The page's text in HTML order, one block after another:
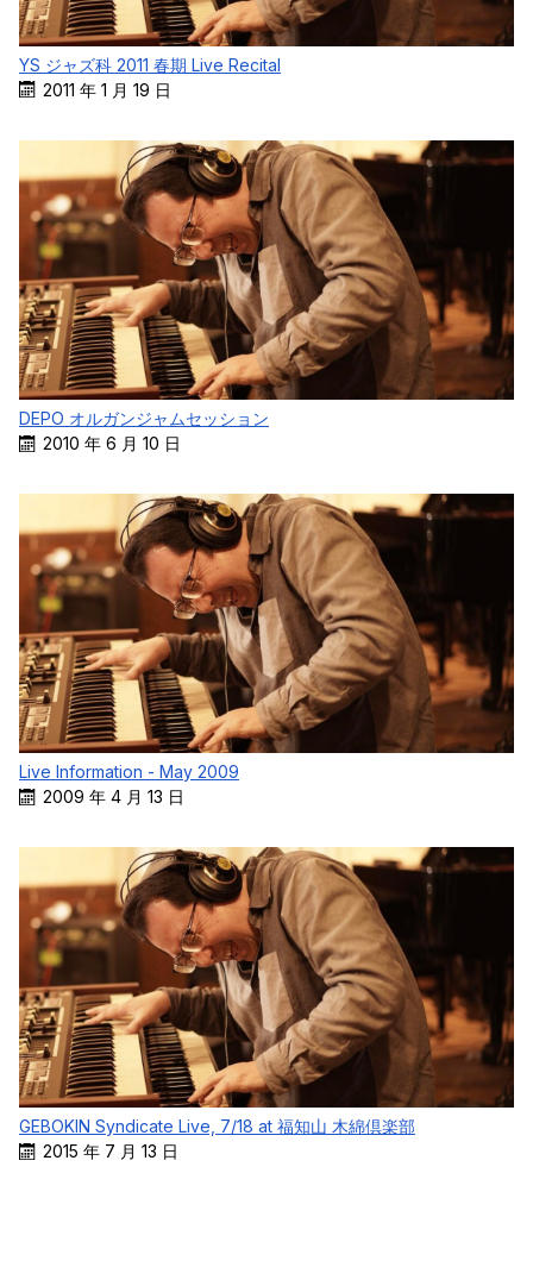
YS ジャズ科 2011 春期 Live Recital
2011 年 1 月 19 日
DEPO オルガンジャムセッション
2010 年 6 月 10 日
Live Information - May 2009
2009 年 4 月 13 日
GEBOKIN Syndicate Live, 7/18 at 福知山 木綿倶楽部
2015 年 7 月 13 日